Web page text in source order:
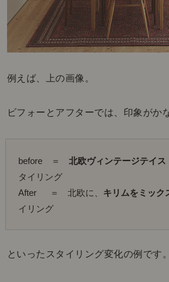
例えば、上の画像。
ビフォーとアフターでは、印象がか
before　＝ 北欧ヴィンテージテイス
タイリング
After  　＝　北欧に、 キリムをミック
イリング
といったスタイリング変化の例です。